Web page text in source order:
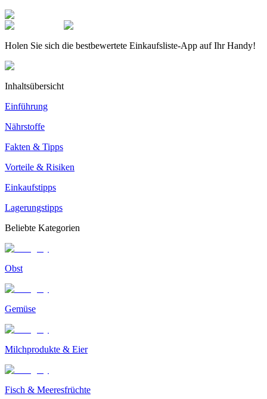
Holen Sie sich die bestbewertete Einkaufsliste-App auf Ihr Handy!
Inhaltsübersicht
Einführung
Nährstoffe
Fakten & Tipps
Vorteile & Risiken
Einkaufstipps
Lagerungstipps
Beliebte Kategorien
Obst
Gemüse
Milchprodukte & Eier
Fisch & Meeresfrüchte